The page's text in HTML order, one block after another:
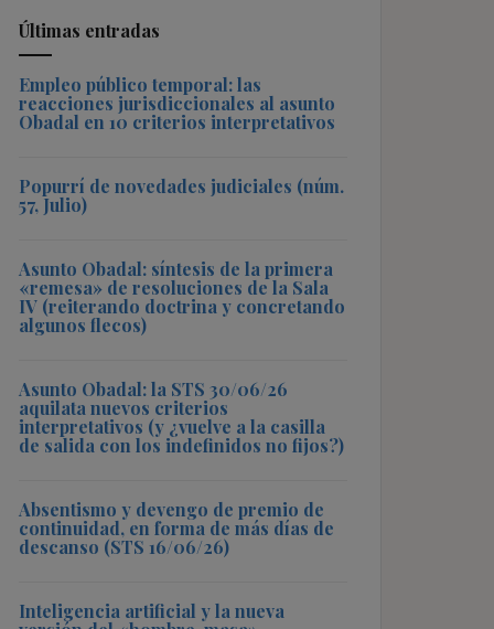
Últimas entradas
Empleo público temporal: las
reacciones jurisdiccionales al asunto
Obadal en 10 criterios interpretativos
Popurrí de novedades judiciales (núm.
57, Julio)
Asunto Obadal: síntesis de la primera
«remesa» de resoluciones de la Sala
IV (reiterando doctrina y concretando
algunos flecos)
Asunto Obadal: la STS 30/06/26
aquilata nuevos criterios
interpretativos (y ¿vuelve a la casilla
de salida con los indefinidos no fijos?)
Absentismo y devengo de premio de
continuidad, en forma de más días de
descanso (STS 16/06/26)
Inteligencia artificial y la nueva